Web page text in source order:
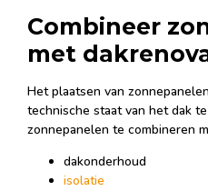
Combineer
met
Het plaatsen van
technische staat van het dak
zonnepanelen te combineren
dakonderhoud
isolatie